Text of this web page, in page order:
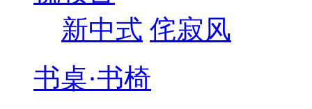
新中式 侘寂风
书桌·书椅